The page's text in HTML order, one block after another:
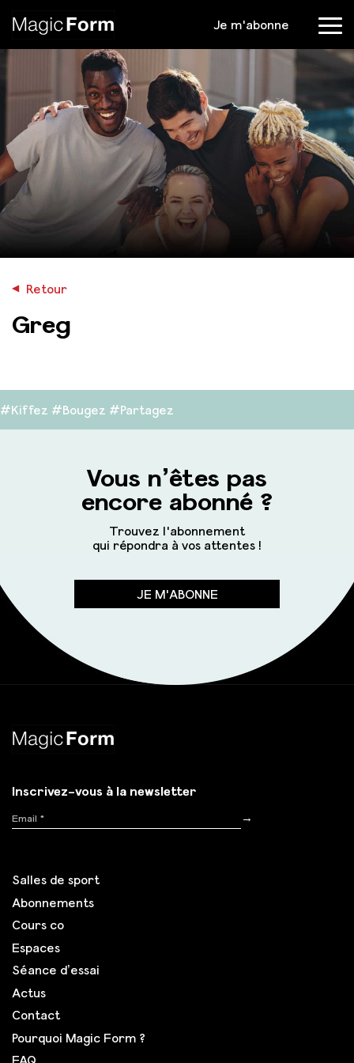
Je m'abonne Menu
◀︎ Retour
Greg
#Kiffez #Bougez #Partagez
Vous n’êtes pas
encore abonné ?
Trouvez l'abonnement
qui répondra à vos attentes !
JE M'ABONNE
Inscrivez-vous à la newsletter
Inscription
→
Salles de sport
Abonnements
Cours co
Espaces
Séance d’essai
Actus
Contact
Pourquoi Magic Form ?
FAQ